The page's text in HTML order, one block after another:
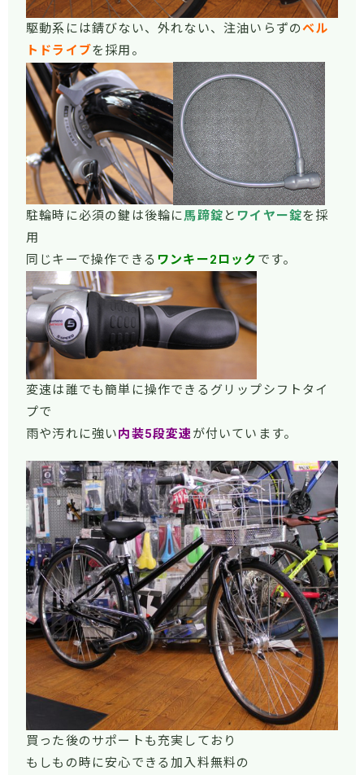
駆動系には錆びない、外れない、注油いらずのベル
トドライブを採用。
駐輪時に必須の鍵は後輪に馬蹄錠 と ワイヤー錠を採
用
同じキーで操作できる ワンキー2ロック です。
変速は誰でも簡単に操作できるグリップシフトタイ
プで
雨や汚れに強い内装5段変速 が付いています。
買った後のサポートも充実しており
もしもの時に安心できる加入料無料の